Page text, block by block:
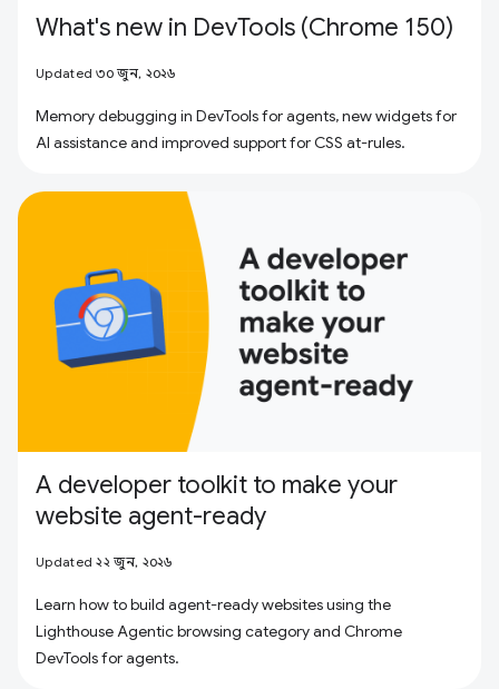
What's new in DevTools (Chrome 150)
Updated ৩০ জুন, ২০২৬
Memory debugging in DevTools for agents, new widgets for
AI assistance and improved support for CSS at-rules.
A developer toolkit to make your
website agent-ready
Updated ২২ জুন, ২০২৬
Learn how to build agent-ready websites using the
Lighthouse Agentic browsing category and Chrome
DevTools for agents.